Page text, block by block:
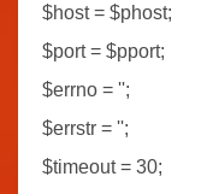
$host = $phost;
$port = $pport;
$errno = '';
$errstr = '';
$timeout = 30;